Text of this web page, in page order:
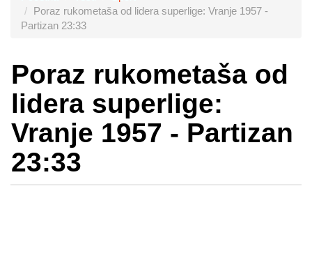
Poraz rukometaša od lidera superlige: Vranje 1957 -
Partizan 23:33
Poraz rukometaša od
lidera superlige:
Vranje 1957 - Partizan
23:33